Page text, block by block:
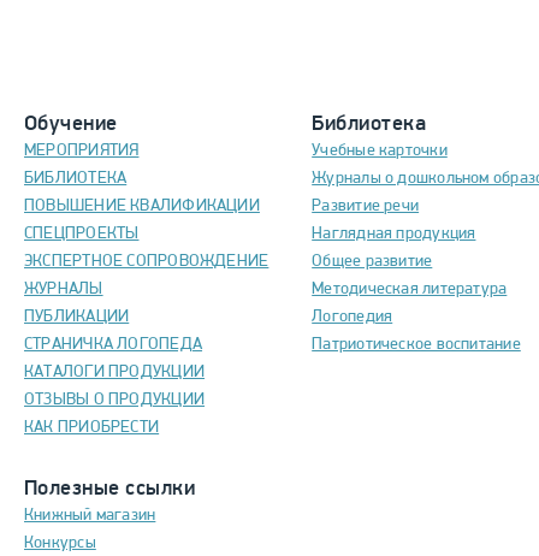
Обучение
МЕРОПРИЯТИЯ
БИБЛИОТЕКА
ПОВЫШЕНИЕ КВАЛИФИКАЦИИ
СПЕЦПРОЕКТЫ
ЭКСПЕРТНОЕ СОПРОВОЖДЕНИЕ
ЖУРНАЛЫ
ПУБЛИКАЦИИ
СТРАНИЧКА ЛОГОПЕДА
КАТАЛОГИ ПРОДУКЦИИ
ОТЗЫВЫ О ПРОДУКЦИИ
КАК ПРИОБРЕСТИ
Полезные ссылки
Книжный магазин
Конкурсы
Библиотека
Учебные карточки
Журналы о дошкольном
Развитие речи
Наглядная продукция
Общее развитие
Методическая литература
Логопедия
Патриотическое воспитание